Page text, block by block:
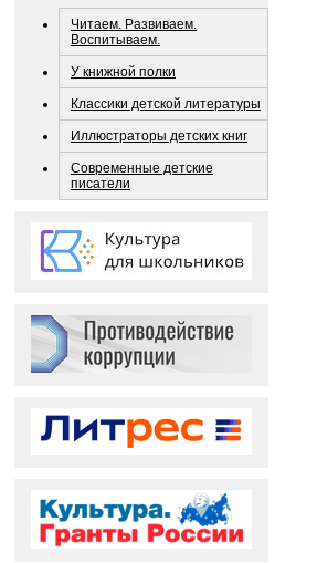
Читаем. Развиваем.
Воспитываем.
У книжной полки
Классики детской литературы
Иллюстраторы детских книг
Современные детские
писатели